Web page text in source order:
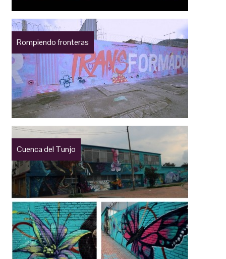
Rompiendo fronteras
Cuenca del Tunjo